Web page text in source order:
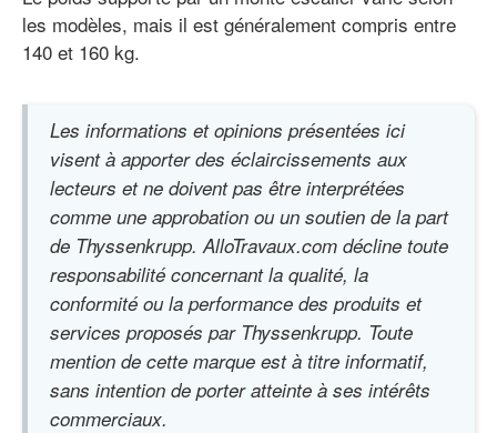
les modèles, mais il est généralement compris entre
140 et 160 kg.
Les informations et opinions présentées ici
visent à apporter des éclaircissements aux
lecteurs et ne doivent pas être interprétées
comme une approbation ou un soutien de la part
de Thyssenkrupp. AlloTravaux.com décline toute
responsabilité concernant la qualité, la
conformité ou la performance des produits et
services proposés par Thyssenkrupp. Toute
mention de cette marque est à titre informatif,
sans intention de porter atteinte à ses intérêts
commerciaux.